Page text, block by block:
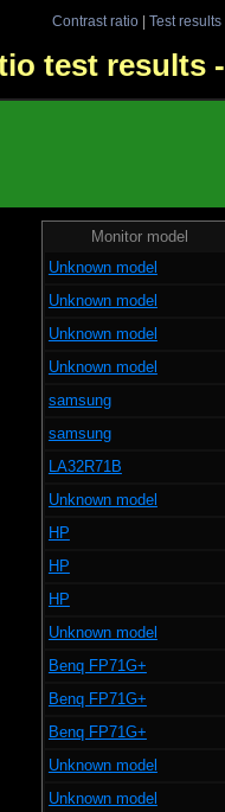
Contrast ratio| Test results
test results
Monitor model
Unknown model
Unknown model
Unknown model
Unknown model
samsung
samsung
LA32R71B
Unknown model
HP
HP
HP
Unknown model
Benq FP71G+
Benq FP71G+
Benq FP71G+
Unknown model
Unknown model